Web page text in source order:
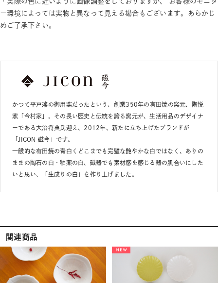
ー環境によっては実物と異なって見える場合もございます。あらかじ
めご了承下さい。
かつて平戸藩の御用窯だったという、創業350年の有田焼の窯元、陶悦
窯「今村家」。その長い歴史と伝統を誇る窯元が、生活用品のデザイナ
ーである大治将典氏迎え、2012年、新たに立ち上げたブランドが
「JICON 磁今」です。
一般的な有田焼の青白くどこまでも完璧な艶やかな白ではなく、ありの
ままの陶石の白・釉薬の白、磁器でも素材感を感じる器の肌合いにした
いと思い、「生成りの白」を作り上げました。
関連商品